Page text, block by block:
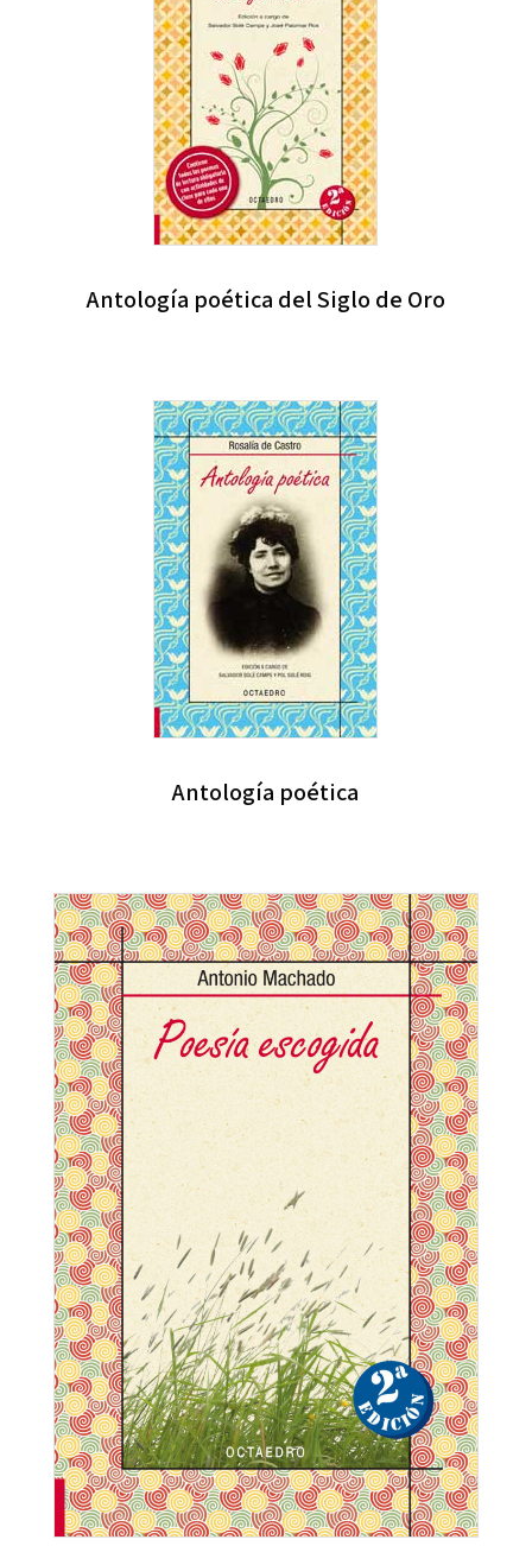
Antología poética del Siglo de Oro
Antología poética